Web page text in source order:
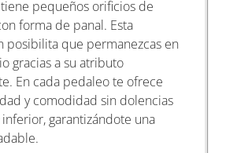
pequeños orificios de
forma de panal. Esta
posibilita que permanezcas en
gracias a su atributo
En cada pedaleo te ofrece
y comodidad sin dolencias
garantizándote una